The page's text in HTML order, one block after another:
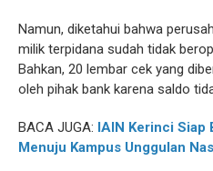
Namun, diketahui bahwa
milik terpidana sudah tidak
Bahkan, 20 lembar cek yang
oleh pihak bank karena saldo
BACA JUGA: IAIN Kerinci Siap
Menuju Kampus Unggulan